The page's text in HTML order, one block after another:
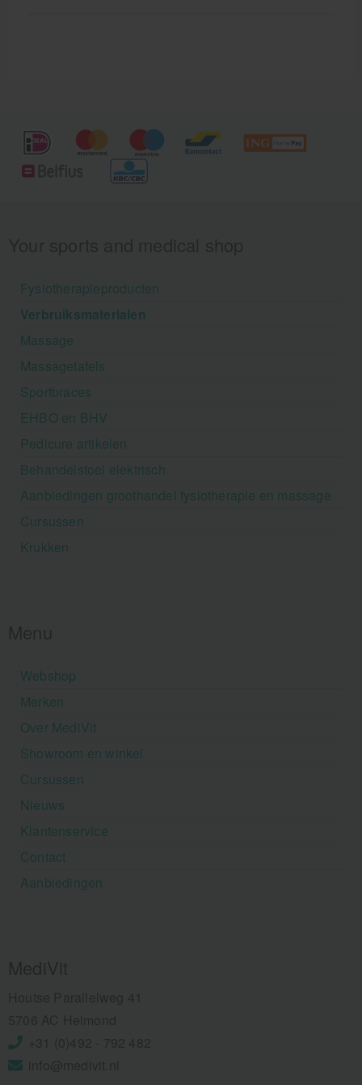
Fysiotherapieproducten
Verbruiksmaterialen
Massage
Massagetafels
Sportbraces
EHBO en BHV
Pedicure artikelen
Behandelstoel elektrisch
Aanbiedingen groothandel fysiotherapie en massage
Cursussen
Krukken
Webshop
Merken
Over MediVit
Showroom en winkel
Cursussen
Nieuws
Klantenservice
Contact
Aanbiedingen